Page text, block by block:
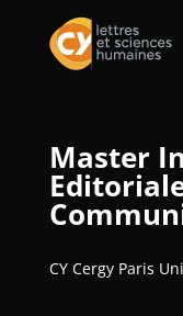
Master
CY Cergy Paris